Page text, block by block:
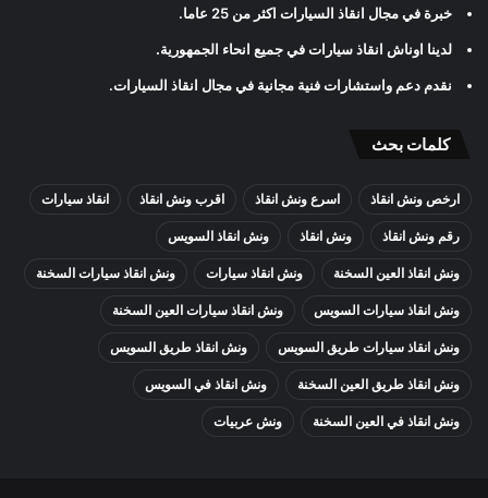
خبرة في مجال انقاذ السيارات اكثر من 25 عاما .
لدينا اوناش انقاذ سيارات في جميع انحاء الجمهورية.
نقدم دعم واستشارات فنية مجانية في مجال انقاذ السيارات.
كلمات بحث
ارخص ونش انقاذ اسرع ونش انقاذ اقرب ونش انقاذ انقاذ سيارات
رقم ونش انقاذ ونش انقاذ ونش انقاذ السويس
ونش انقاذ العين السخنة ونش انقاذ سيارات ونش انقاذ سيارات السخنة
ونش انقاذ سيارات السويس ونش انقاذ سيارات العين السخنة
ونش انقاذ سيارات طريق السويس ونش انقاذ طريق السويس
ونش انقاذ طريق العين السخنة ونش انقاذ في السويس
ونش انقاذ في العين السخنة ونش عربيات